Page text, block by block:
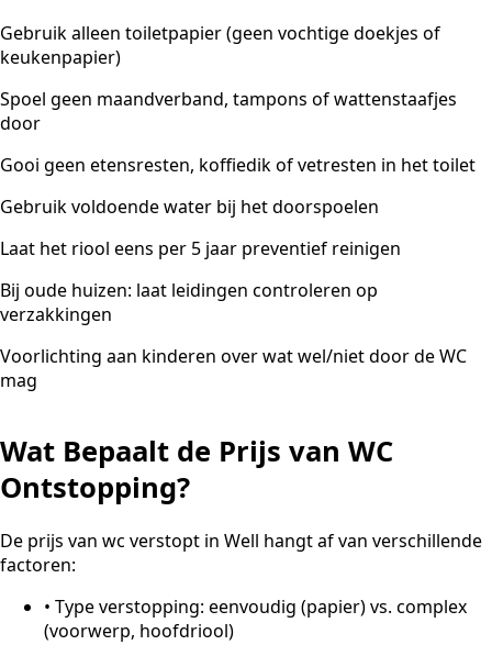
Gebruik alleen toiletpapier (geen vochtige doekjes of
keukenpapier)
Spoel geen maandverband, tampons of wattenstaafjes
door
Gooi geen etensresten, koffiedik of vetresten in het toilet
Gebruik voldoende water bij het doorspoelen
Laat het riool eens per 5 jaar preventief reinigen
Bij oude huizen: laat leidingen controleren op
verzakkingen
Voorlichting aan kinderen over wat wel/niet door de WC
mag
Wat Bepaalt de Prijs van WC
Ontstopping?
De prijs van wc verstopt in Well hangt af van verschillende
factoren:
• Type verstopping: eenvoudig (papier) vs. complex
(voorwerp, hoofdriool)